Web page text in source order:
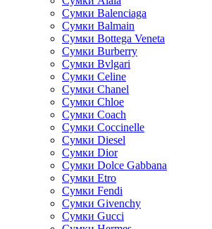
Сумки Balenciaga
Сумки Balmain
Сумки Bottega Veneta
Сумки Burberry
Сумки Bvlgari
Сумки Celine
Сумки Chanel
Сумки Chloe
Сумки Coach
Сумки Coccinelle
Сумки Diesel
Сумки Dior
Сумки Dolce Gabbana
Сумки Etro
Сумки Fendi
Сумки Givenchy
Сумки Gucci